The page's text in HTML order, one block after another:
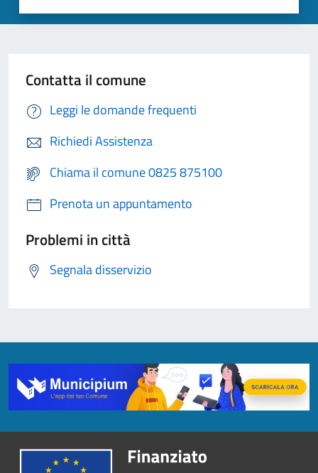
Contatta il comune
Leggi le domande frequenti
Richiedi Assistenza
Chiama il comune 0825 875100
Prenota un appuntamento
Problemi in città
Segnala disservizio